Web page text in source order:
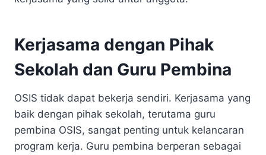
Kerjasama dengan Pihak
Sekolah dan Guru Pembina
OSIS tidak dapat bekerja sendiri. Kerjasama yang
baik dengan pihak sekolah, terutama guru
pembina OSIS, sangat penting untuk kelancaran
program kerja. Guru pembina berperan sebagai